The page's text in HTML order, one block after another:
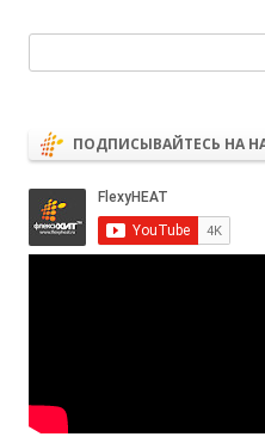
ПОДПИСЫВАЙТЕСЬ НА